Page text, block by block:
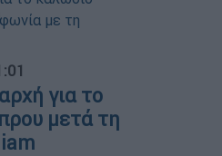
για το
μετά τη